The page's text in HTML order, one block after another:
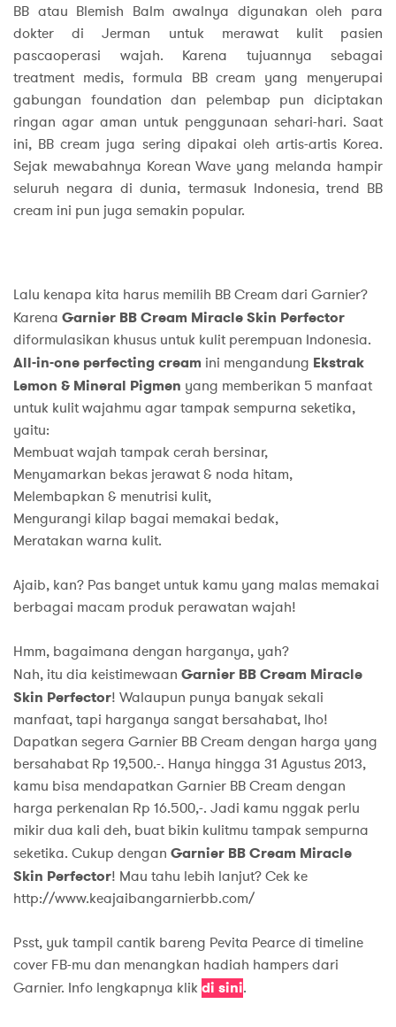
BB atau Blemish Balm awalnya digunakan oleh para
dokter di Jerman untuk merawat kulit pasien
pascaoperasi wajah. Karena tujuannya sebagai
treatment medis, formula BB cream yang menyerupai
gabungan foundation dan pelembap pun diciptakan
ringan agar aman untuk penggunaan sehari-hari. Saat
ini, BB cream juga sering dipakai oleh artis-artis Korea.
Sejak mewabahnya Korean Wave yang melanda hampir
seluruh negara di dunia, termasuk Indonesia, trend BB
cream ini pun juga semakin popular.
Lalu kenapa kita harus memilih BB Cream dari Garnier?
Karena Garnier BB Cream Miracle Skin Perfector
diformulasikan khusus untuk kulit perempuan Indonesia.
All-in-one perfecting cream ini mengandung Ekstrak
Lemon & Mineral Pigmen yang memberikan 5 manfaat
untuk kulit wajahmu agar tampak sempurna seketika,
yaitu:
Membuat wajah tampak cerah bersinar,
Menyamarkan bekas jerawat & noda hitam,
Melembapkan & menutrisi kulit,
Mengurangi kilap bagai memakai bedak,
Meratakan warna kulit.
Ajaib, kan? Pas banget untuk kamu yang malas memakai
berbagai macam produk perawatan wajah!
Hmm, bagaimana dengan harganya, yah?
Nah, itu dia keistimewaan Garnier BB Cream Miracle
Skin Perfector! Walaupun punya banyak sekali
manfaat, tapi harganya sangat bersahabat, lho!
Dapatkan segera Garnier BB Cream dengan harga yang
bersahabat Rp 19,500.-. Hanya hingga 31 Agustus 2013,
kamu bisa mendapatkan Garnier BB Cream dengan
harga perkenalan Rp 16.500,-. Jadi kamu nggak perlu
mikir dua kali deh, buat bikin kulitmu tampak sempurna
seketika. Cukup dengan Garnier BB Cream Miracle
Skin Perfector! Mau tahu lebih lanjut? Cek ke
http://www.keajaibangarnierbb.com/
Psst, yuk tampil cantik bareng Pevita Pearce di timeline
cover FB-mu dan menangkan hadiah hampers dari
Garnier. Info lengkapnya klik di sini.